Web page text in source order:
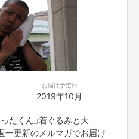
お届け予定日
2019年10月
たくん』着ぐるみと大
一更新のメルマガでお届け